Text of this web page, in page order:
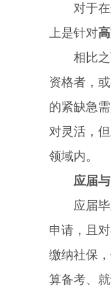
对于在远
上是针对
相比之下
资格者，
的紧缺急
对灵活，
领域内。
应届
应届毕业
申请，且
缴纳社保
算备考、